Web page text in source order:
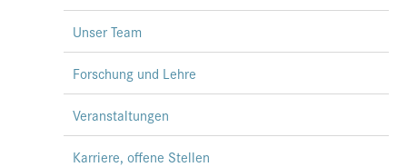
Unser Team
Forschung und Lehre
Veranstaltungen
Karriere, offene Stellen